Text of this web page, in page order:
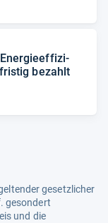
Ener­gie­ef­fi­zi­
bezahlt
gesetzlicher
gesondert
und die